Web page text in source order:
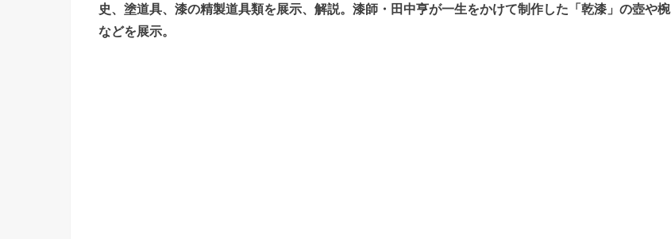
史、塗道具、漆の精製道具類を展示、解説。漆師・田中亨が一生をかけて制作した「乾漆」の壺や椀
などを展示。